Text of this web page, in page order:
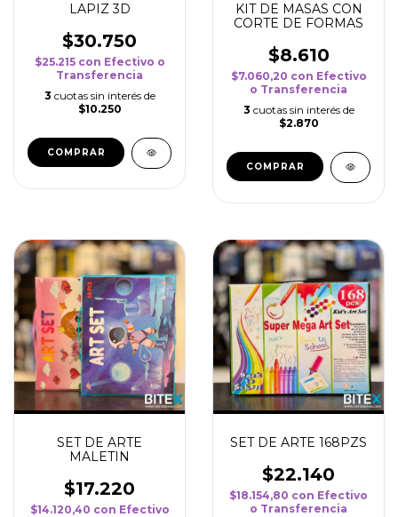
LAPIZ 3D
$30.750
$25.215 con Efectivo o
Transferencia
3 cuotas sin interés de
$10.250
KIT DE MASAS CON
CORTE DE FORMAS
$8.610
$7.060,20 con Efectivo
o Transferencia
3 cuotas sin interés de
$2.870
SET DE ARTE
MALETIN
$17.220
$14.120,40 con Efectivo
SET DE ARTE 168PZS
$22.140
$18.154,80 con Efectivo
o Transferencia